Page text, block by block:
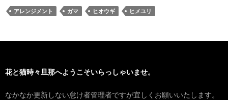
アレンジメント ガマ ヒオウギ ヒメユリ
花と猫時々旦那へようこそいらっしゃいませ。
なかなか更新しない怠け者管理者ですが宜しくお願いいたします。